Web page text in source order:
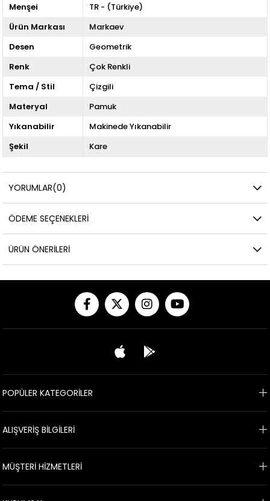
Menşei
TR - (Türkiye)
Ürün Markası
Markaev
Desen
Geometrik
Renk
Çok Renkli
Tema / Stil
Çizgili
Materyal
Pamuk
Yıkanabilir
Makinede Yıkanabilir
Şekil
Kare
YORUMLAR(0)
ÖDEME SEÇENEKLERI
ÜRÜN ÖNERILERI
POPÜLER KATEGORİLER
ALIŞVERİŞ BİLGİLERİ
MÜŞTERİ HİZMETLERİ